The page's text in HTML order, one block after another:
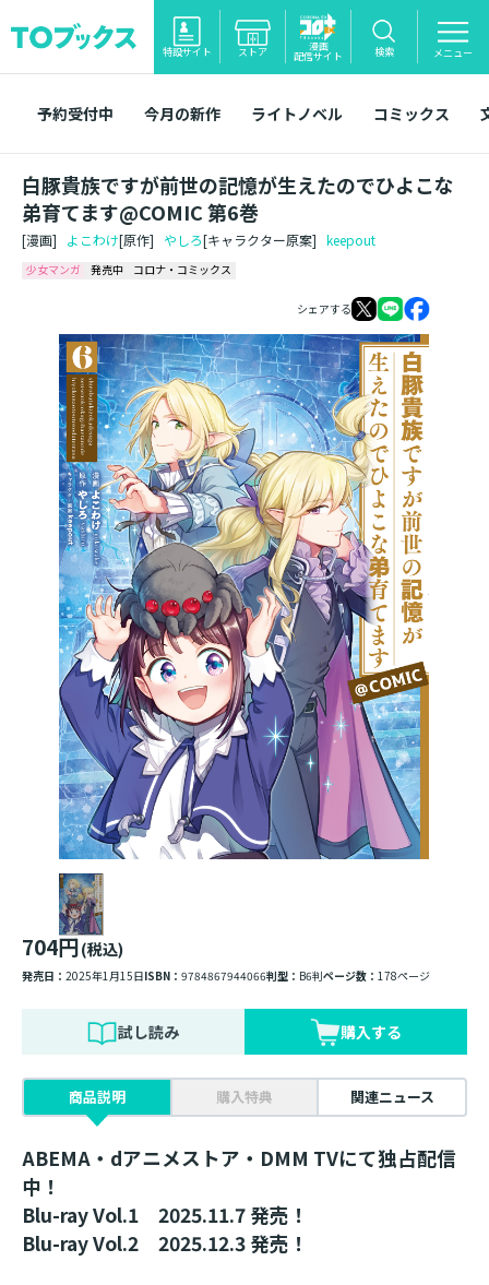
特設サイト ストア 漫画
配信サイト 検索 メニュー
予約受付中 今月の新作 ライトノベル コミックス
白豚貴族ですが前世の記憶が生えたのでひよこな
弟育てます@COMIC 第6巻
[漫画] よこわけ[原作] やしろ[キャラクター原案] keepout
少女マンガ 発売中 コロナ・コミックス
シェアする
704円(税込)
発売日： 2025年1月15日ISBN： 9784867944066判型： B6判ページ数： 178ページ
試し読み 購入する
商品説明 購入特典 関連ニュース
ABEMA・dアニメストア・DMM TVにて独占配信
中！
Blu-ray Vol.1 2025.11.7 発売！
Blu-ray Vol.2 2025.12.3 発売！